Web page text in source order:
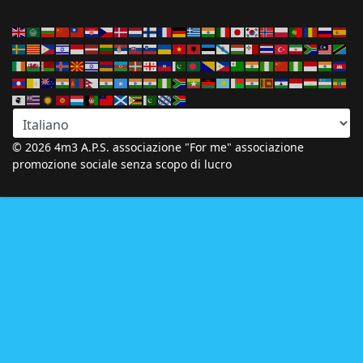
© 2026 4m3 A.P.S. associazione "For me" associazione
promozione sociale senza scopo di lucro